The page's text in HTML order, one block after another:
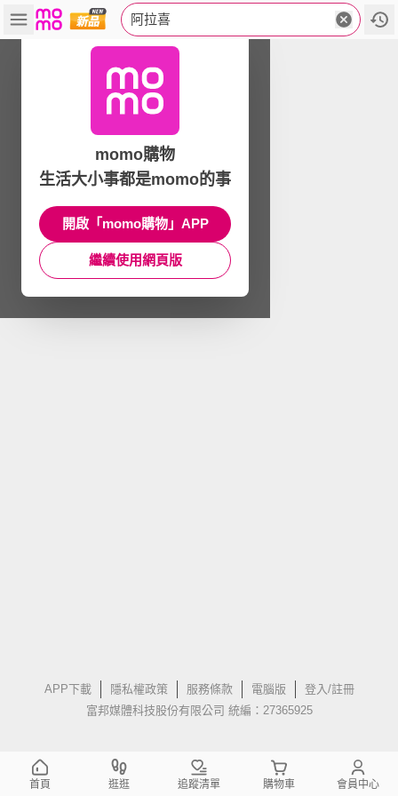
阿拉喜
APP下載 隱私權政策 服務條款 電腦版
登入/註冊
富邦媒體科技股份有限公司 統編：27365925
momo購物
生活大小事都是momo的事
開啟「momo購物」APP
繼續使用網頁版
首頁 逛逛 追蹤清單 購物車 會員中心